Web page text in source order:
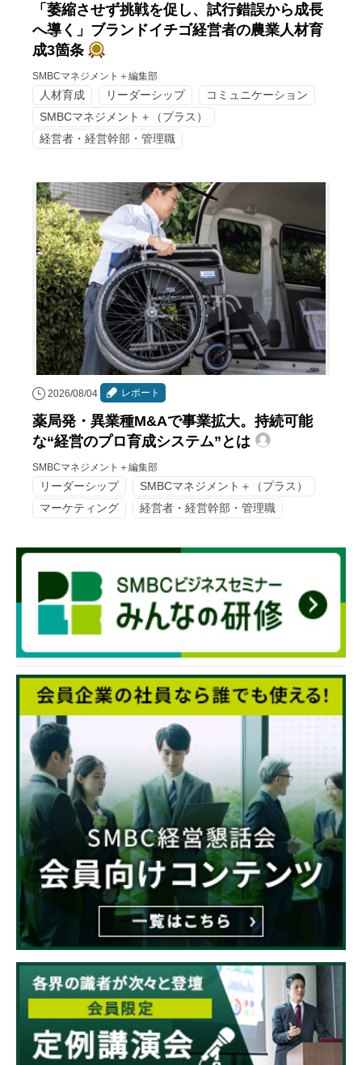
「萎縮させず挑戦を促し、試行錯誤から成長
へ導く」ブランドイチゴ経営者の農業人材育
成3箇条
SMBCマネジメント＋編集部
人材育成 リーダーシップ
コミュニケーション
SMBCマネジメント＋（プラス）
経営者・経営幹部・管理職
2026/08/04 レポート
薬局発・異業種M&Aで事業拡大。持続可能
な“経営のプロ育成システム”とは
SMBCマネジメント＋編集部
リーダーシップ
SMBCマネジメント＋（プラス）
マーケティング
経営者・経営幹部・管理職